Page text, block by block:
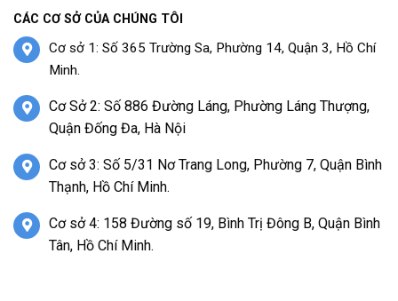
CÁC CƠ SỞ CỦA CHÚNG TÔI
Cơ sở 1: Số 365 Trường Sa, Phường 14, Quận 3, Hồ Chí
Minh.
Cơ Sở 2: Số 886 Đường Láng, Phường Láng Thượng,
Quận Đống Đa, Hà Nội
Cơ sở 3: Số 5/31 Nơ Trang Long, Phường 7, Quận Bình
Thạnh, Hồ Chí Minh.
Cơ sở 4: 158 Đường số 19, Bình Trị Đông B, Quận Bình
Tân, Hồ Chí Minh.